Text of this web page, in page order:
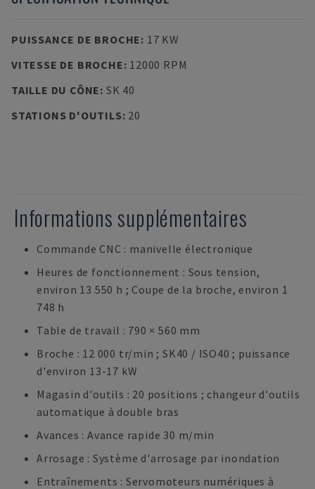
PUISSANCE DE BROCHE: 17 KW
VITESSE DE BROCHE: 12000 RPM
TAILLE DU CÔNE: SK 40
STATIONS D'OUTILS: 20
Informations supplémentaires
Commande CNC : manivelle électronique
Heures de fonctionnement : Sous tension,
environ 13 550 h ; Coupe de la broche, environ 1
748 h
Table de travail : 790 × 560 mm
Broche : 12 000 tr/min ; SK40 / ISO40 ; puissance
d'environ 13-17 kW
Magasin d'outils : 20 positions ; changeur d'outils
automatique à double bras
Avances : Avance rapide 30 m/min
Arrosage : Système d'arrosage par inondation
Entraînements : Servomoteurs numériques à